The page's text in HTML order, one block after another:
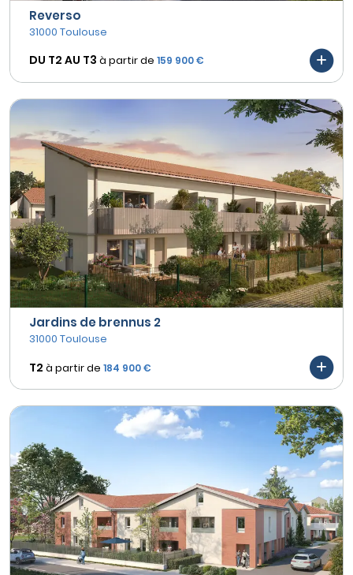
Reverso
31000 Toulouse
DU T2 AU T3 à partir de 159 900 €
Jardins de brennus 2
31000 Toulouse
T2 à partir de 184 900 €